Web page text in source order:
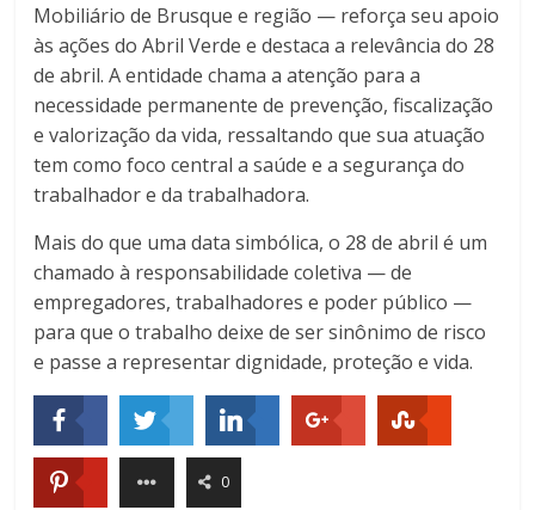
Mobiliário de Brusque e região — reforça seu apoio
às ações do Abril Verde e destaca a relevância do 28
de abril. A entidade chama a atenção para a
necessidade permanente de prevenção, fiscalização
e valorização da vida, ressaltando que sua atuação
tem como foco central a saúde e a segurança do
trabalhador e da trabalhadora.
Mais do que uma data simbólica, o 28 de abril é um
chamado à responsabilidade coletiva — de
empregadores, trabalhadores e poder público —
para que o trabalho deixe de ser sinônimo de risco
e passe a representar dignidade, proteção e vida.
0